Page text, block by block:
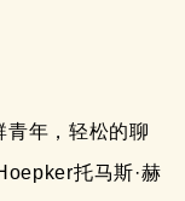
青年，轻松的聊
托马斯·赫